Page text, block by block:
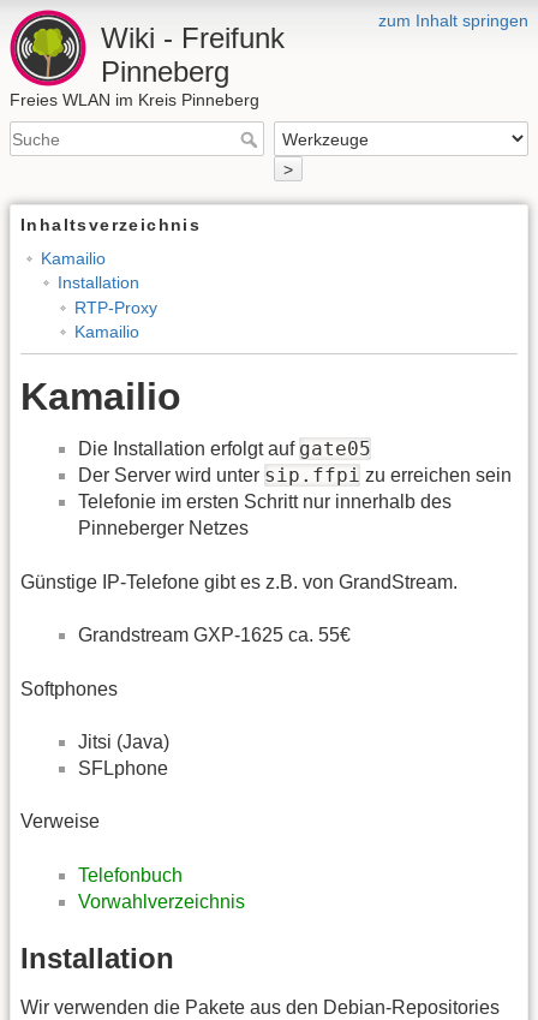
zum Inhalt springen
Wiki - Freifunk
Pinneberg
Freies WLAN im Kreis Pinneberg
>
Inhaltsverzeichnis
Kamailio
Installation
RTP-Proxy
Kamailio
Kamailio
Die Installation erfolgt auf gate05
Der Server wird unter sip.ffpi zu erreichen sein
Telefonie im ersten Schritt nur innerhalb des
Pinneberger Netzes
Günstige IP-Telefone gibt es z.B. von GrandStream.
Grandstream GXP-1625 ca. 55€
Softphones
Jitsi (Java)
SFLphone
Verweise
Telefonbuch
Vorwahlverzeichnis
Installation
Wir verwenden die Pakete aus den Debian-Repositories